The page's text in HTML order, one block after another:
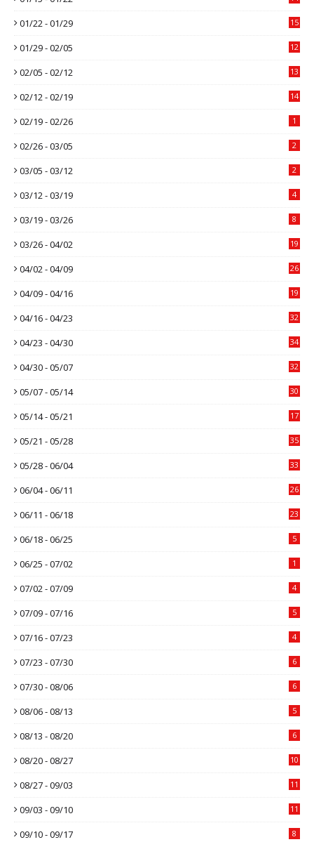
01/22 - 01/29 15
01/29 - 02/05 12
02/05 - 02/12 13
02/12 - 02/19 14
02/19 - 02/26 1
02/26 - 03/05 2
03/05 - 03/12 2
03/12 - 03/19 4
03/19 - 03/26 8
03/26 - 04/02 19
04/02 - 04/09 26
04/09 - 04/16 19
04/16 - 04/23 32
04/23 - 04/30 34
04/30 - 05/07 32
05/07 - 05/14 30
05/14 - 05/21 17
05/21 - 05/28 35
05/28 - 06/04 33
06/04 - 06/11 26
06/11 - 06/18 23
06/18 - 06/25 5
06/25 - 07/02 1
07/02 - 07/09 4
07/09 - 07/16 5
07/16 - 07/23 4
07/23 - 07/30 6
07/30 - 08/06 6
08/06 - 08/13 5
08/13 - 08/20 6
08/20 - 08/27 10
08/27 - 09/03 11
09/03 - 09/10 11
09/10 - 09/17 8